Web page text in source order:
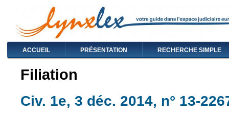
ACCUEIL PRÉSENTATION RECHERCHE SIMPLE
Filiation
Civ. 1e, 3 déc. 2014, n° 13-